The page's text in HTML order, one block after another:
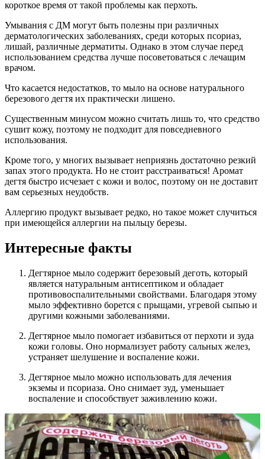
короткое время от такой проблемы как перхоть.
Умывания с ДМ могут быть полезны при различных
дерматологических заболеваниях, среди которых псориаз,
лишай, различные дерматиты. Однако в этом случае перед
использованием средства лучше посоветоваться с лечащим
врачом.
Что касается недостатков, то мыло на основе натурального
березового дегтя их практически лишено.
Существенным минусом можно считать лишь то, что средство
сушит кожу, поэтому не подходит для повседневного
использования.
Кроме того, у многих вызывает неприязнь достаточно резкий
запах этого продукта. Но не стоит расстраиваться! Аромат
дегтя быстро исчезает с кожи и волос, поэтому он не доставит
вам серьезных неудобств.
Аллергию продукт вызывает редко, но такое может случиться
при имеющейся аллергии на пыльцу березы.
Интересные факты
Дегтярное мыло содержит березовый деготь, который
является натуральным антисептиком и обладает
противовоспалительными свойствами. Благодаря этому
мыло эффективно борется с прыщами, угревой сыпью и
другими кожными заболеваниями.
Дегтярное мыло помогает избавиться от перхоти и зуда
кожи головы. Оно нормализует работу сальных желез,
устраняет шелушение и воспаление кожи.
Дегтярное мыло можно использовать для лечения
экземы и псориаза. Оно снимает зуд, уменьшает
воспаление и способствует заживлению кожи.